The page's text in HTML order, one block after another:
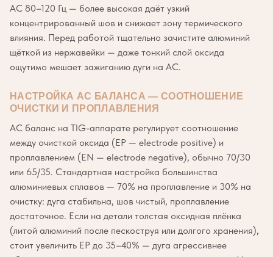
AC 80–120 Гц — более высокая даёт узкий
концентрированный шов и снижает зону термического
влияния. Перед работой тщательно зачистите алюминий
щёткой из нержавейки — даже тонкий слой оксида
ощутимо мешает зажиганию дуги на AC.
НАСТРОЙКА AC БАЛАНСА — СООТНОШЕНИЕ
ОЧИСТКИ И ПРОПЛАВЛЕНИЯ
AC баланс на TIG-аппарате регулирует соотношение
между очисткой оксида (EP — electrode positive) и
проплавлением (EN — electrode negative), обычно 70/30
или 65/35. Стандартная настройка большинства
алюминиевых сплавов — 70% на проплавление и 30% на
очистку: дуга стабильна, шов чистый, проплавление
достаточное. Если на детали толстая оксидная плёнка
(литой алюминий после пескоструя или долгого хранения),
стоит увеличить EP до 35–40% — дуга агрессивнее